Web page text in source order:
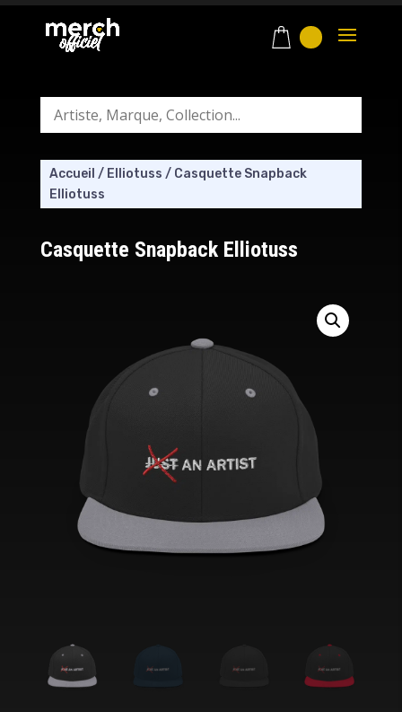
Accueil / Elliotuss / Casquette Snapback
Elliotuss
Casquette Snapback Elliotuss